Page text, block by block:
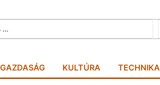
GAZDASÁG KULTÚRA TECHNIKA